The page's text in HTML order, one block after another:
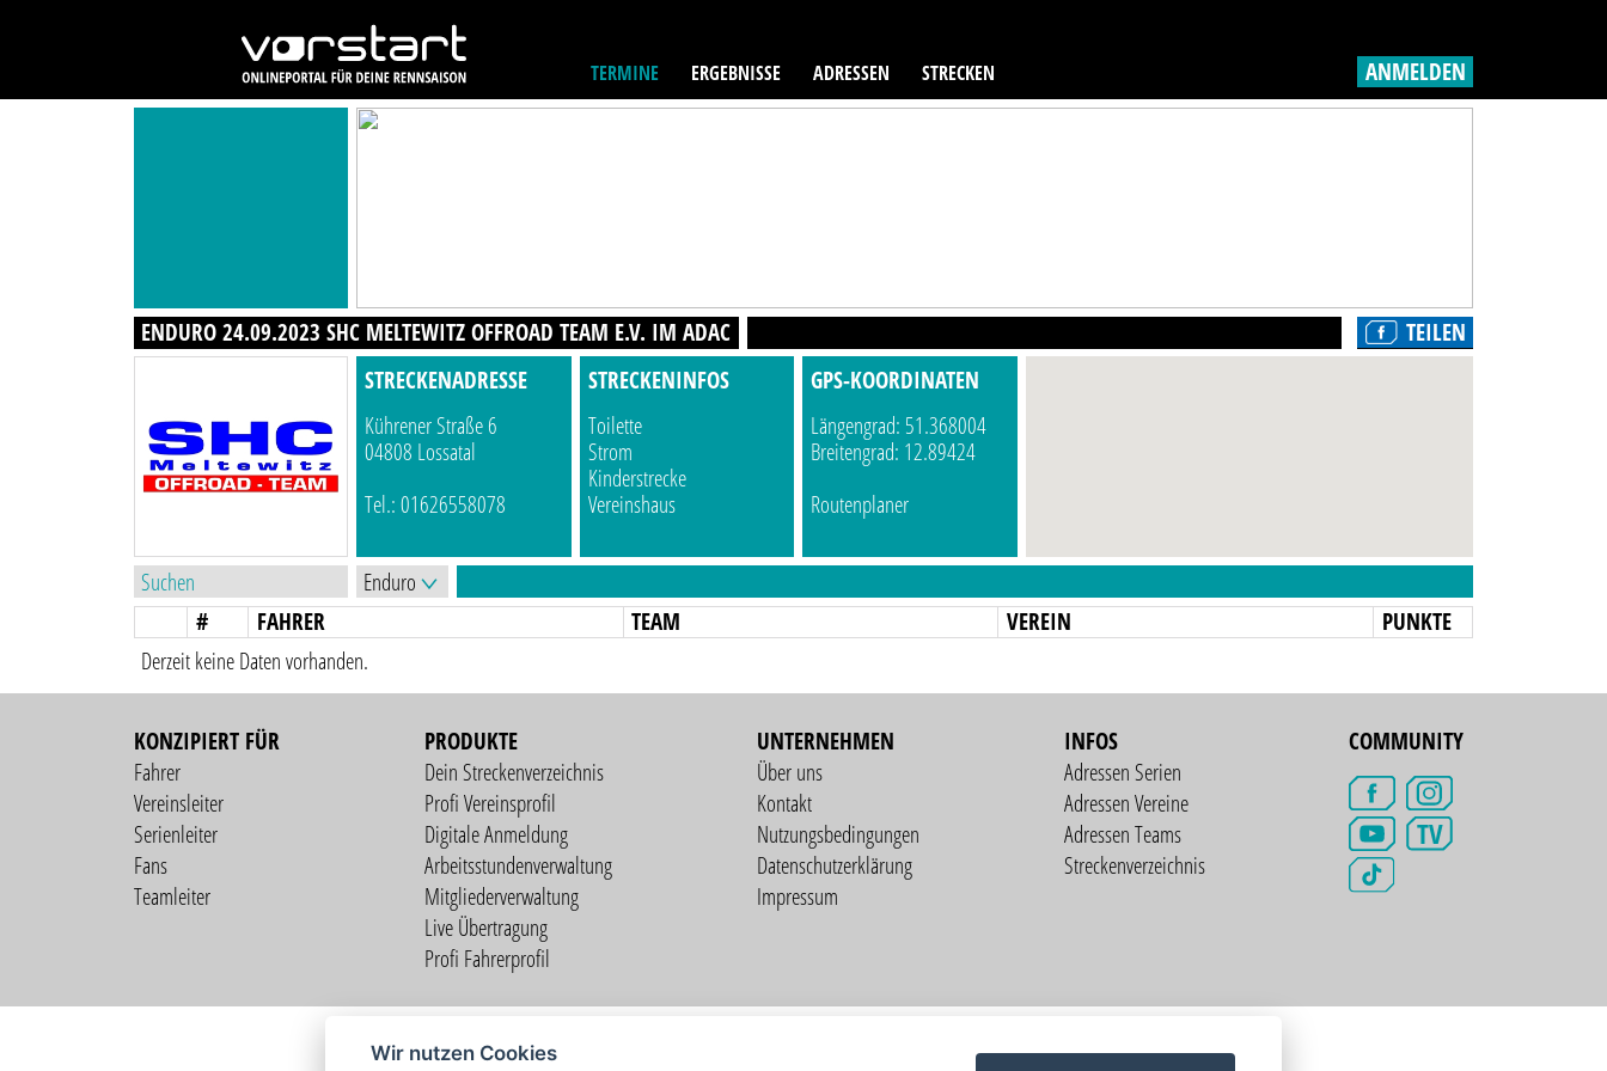
TERMINE ERGEBNISSE ADRESSEN STRECKEN ANMELDEN
ENDURO 24.09.2023 SHC MELTEWITZ OFFROAD TEAM E.V. IM ADAC
TEILEN
STRECKENADRESSE
Kührener Straße 6
04808 Lossatal
Tel.: 01626558078
STRECKENINFOS
Toilette
Strom
Kinderstrecke
Vereinshaus
GPS-KOORDINATEN
Längengrad: 51.368004
Breitengrad: 12.89424
Routenplaner
# FAHRER TEAM VEREIN
PUNKTE
Derzeit keine Daten vorhanden.
KONZIPIERT FÜR
Fahrer
Vereinsleiter
Serienleiter
Fans
Teamleiter
PRODUKTE
Dein Streckenverzeichnis
Profi Vereinsprofil
Digitale Anmeldung
Arbeitsstundenverwaltung
Mitgliederverwaltung
Live Übertragung
Profi Fahrerprofil
UNTERNEHMEN
Über uns
Kontakt
Nutzungsbedingungen
Datenschutzerklärung
Impressum
INFOS
Adressen Serien
Adressen Vereine
Adressen Teams
Streckenverzeichnis
COMMUNITY
TV
Wir nutzen Cookies